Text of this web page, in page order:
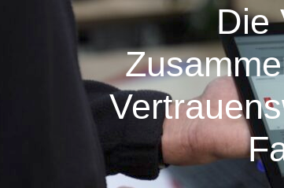
Die